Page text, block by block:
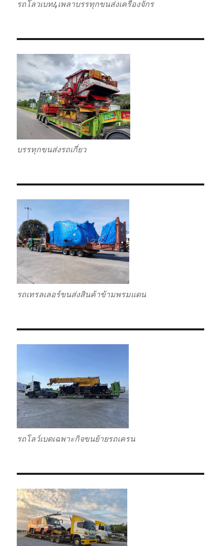
รถโลวเบท4เพลาบรรทุกขนส่งเครื่องจักร
บรรทุกขนส่งรถเกี่ยว
รถเทรลเลอร์ขนส่งสินค้าข้ามพรมแดน
รถโลว์เบดเฉพาะกิจขนย้ายรถเครน